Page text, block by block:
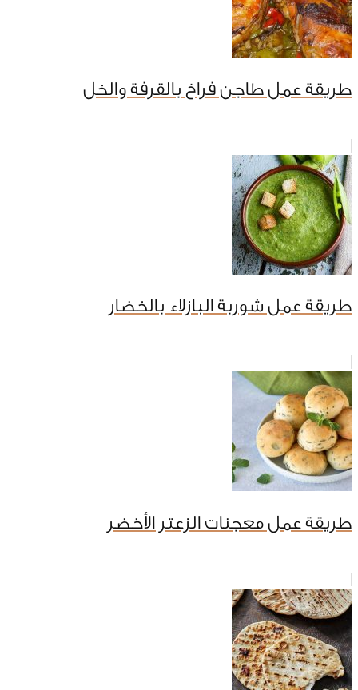
طريقة عمل طاجن فراخ بالقرفة والخل
طريقة عمل شوربة البازلاء بالخضار
طريقة عمل معجنات الزعتر الأخضر